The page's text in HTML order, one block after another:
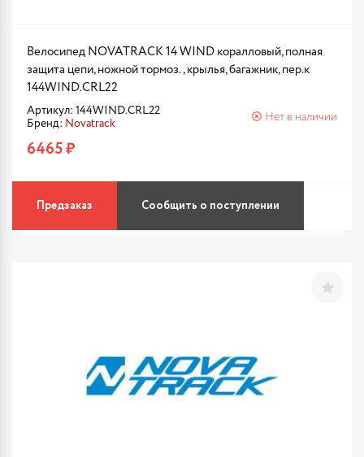
Велосипед NOVATRACK 14 WIND коралловый, полная
защита цепи, ножной тормоз., крылья, багажник, пер.к
144WIND.CRL22
Артикул: 144WIND.CRL22
Бренд: Novatrack
Нет в наличии
6465 ₽
Предзаказ Сообщить о поступлении